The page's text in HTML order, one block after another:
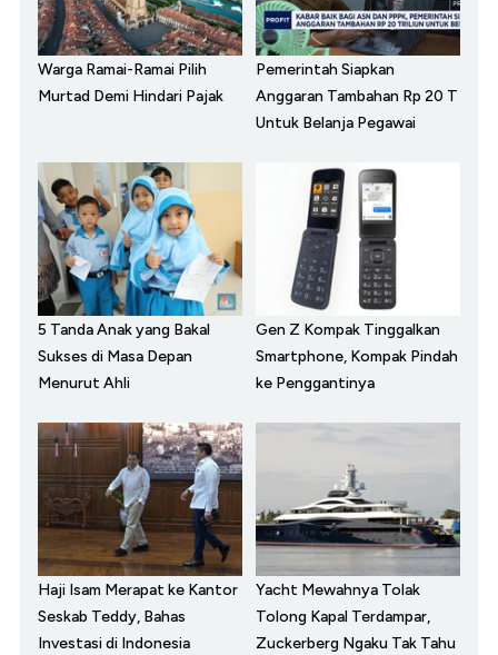
Warga Ramai-Ramai Pilih
Murtad Demi Hindari Pajak
Pemerintah Siapkan
Anggaran Tambahan Rp 20 T
Untuk Belanja Pegawai
5 Tanda Anak yang Bakal
Sukses di Masa Depan
Menurut Ahli
Gen Z Kompak Tinggalkan
Smartphone, Kompak Pindah
ke Penggantinya
Haji Isam Merapat ke Kantor
Seskab Teddy, Bahas
Investasi di Indonesia
Yacht Mewahnya Tolak
Tolong Kapal Terdampar,
Zuckerberg Ngaku Tak Tahu